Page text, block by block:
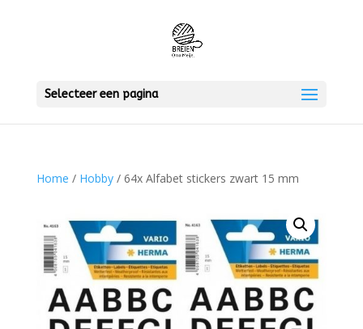
Selecteer een pagina
Home / Hobby/ 64x Alfabet stickers zwart 15 mm